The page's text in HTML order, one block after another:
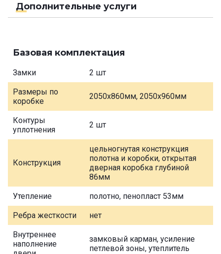
Дополнительные услуги
Базовая комплектация
Замки 2 шт
Размеры по
коробке
2050х860мм, 2050х960мм
Контуры
уплотнения
2 шт
Конструкция
цельногнутая конструкция
полотна и коробки, открытая
дверная коробка глубиной
86мм
Утепление полотно, пенопласт 53мм
Ребра жесткости нет
Внутреннее
наполнение
замковый карман, усиление
петлевой зоны, утеплитель